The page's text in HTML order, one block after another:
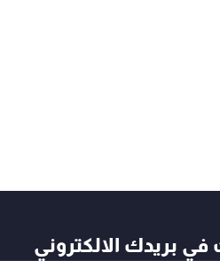
في بريدك الالكتروني